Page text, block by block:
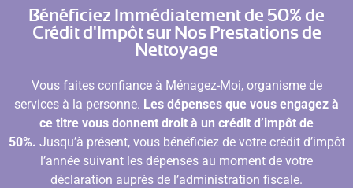
Bénéficiez Immédiatement de 50% de
Crédit d'Impôt sur Nos Prestations de
Nettoyage
Vous faites confiance à Ménagez-Moi, organisme de
services à la personne. Les dépenses que vous engagez à
ce titre vous donnent droit à un crédit d’impôt de
50%. Jusqu’à présent, vous bénéficiez de votre crédit d’impôt
l’année suivant les dépenses au moment de votre
déclaration auprès de l’administration fiscale.